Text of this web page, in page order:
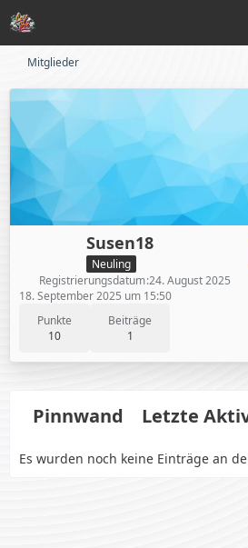
Mitglieder
Susen18
Neuling
Punkte
10
Beiträge
1
Registrierungsdatum 24. August 2025
18. September 2025 um 15:50
Pinnwand Letzte
Es wurden noch keine Einträge an